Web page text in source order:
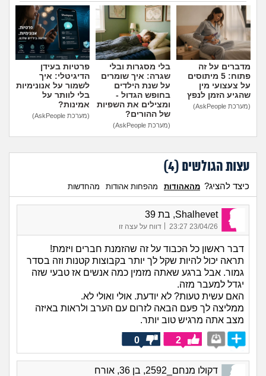
הוספת טיפ
מדברים על זה
פתוח: 5 מיתוסים
על צעצועי מין
שהגיע הזמן לנפץ
(מערכת AskPeople)
בלי מסגרות ובלי
שגרה: איך שומרים
על שנת הילדים
בחופש הגדול -
ומצילים את השפיות
של ההורים?
(מערכת AskPeople)
פרטיות בעידן
הדיגיטלי: איך
לשמור על אנונימיות
בלי לוותר על
אמינות?
(מערכת AskPeople)
עצות הגולשים (4
)
כיצד להציג? מהאהודות מהפחות אהודות מהחדשות
Shalhevet, בת 39
23/04/26 23:27 דווח על עצה זו
דבר ראשון כל הכבוד על זה שהזמנת חברים ויזמת!
תראה יכול להיות שקל לך יותר בקבוצות קטנות וזה בסדר
גמור. אבל ברגע שאתה מזמין כמה אנשים אז טבעי שזה
יגדל למעבר מזה.
האם עשית טעות? לא יודעת. אולי ואולי לא.
ממליצה לך פעם הבאה לזרום עם הערב ולראות באיזה
מצב אתה מרגיש טוב יותר.
2
0
דקולו מנחם_2592, בן 36, אורח